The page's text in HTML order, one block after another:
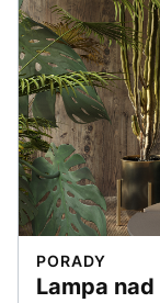
PORADY
Lampa